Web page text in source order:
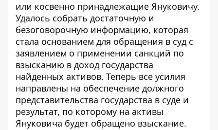
или косвенно принадлежащие Януковичу.
Удалось собрать достаточную и
безоговорочную информацию, которая
стала основанием для обращения в суд с
заявлением о применении санкций по
взысканию в доход государства
найденных активов. Теперь все усилия
направлены на обеспечение должного
представительства государства в суде и
результат, по которому на активы
Януковича будет обращено взыскание.